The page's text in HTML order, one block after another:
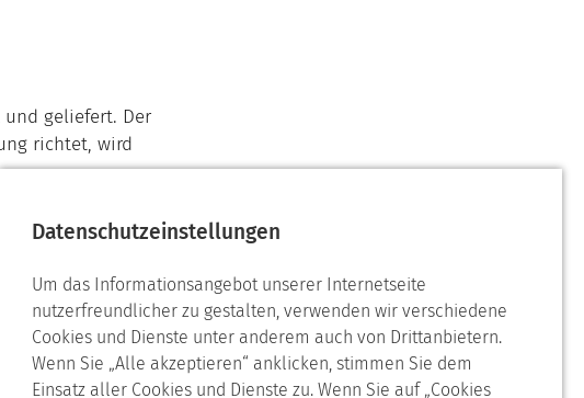
Datenschutzeinstellungen
Um das Informationsangebot unserer Internetseite
nutzerfreundlicher zu gestalten, verwenden wir verschiedene
Cookies und Dienste unter anderem auch von Drittanbietern.
Wenn Sie „Alle akzeptieren“ anklicken, stimmen Sie dem
Einsatz aller Cookies und Dienste zu. Wenn Sie auf „Cookies
und geliefert. Der
richtet, wird
beim Essen und